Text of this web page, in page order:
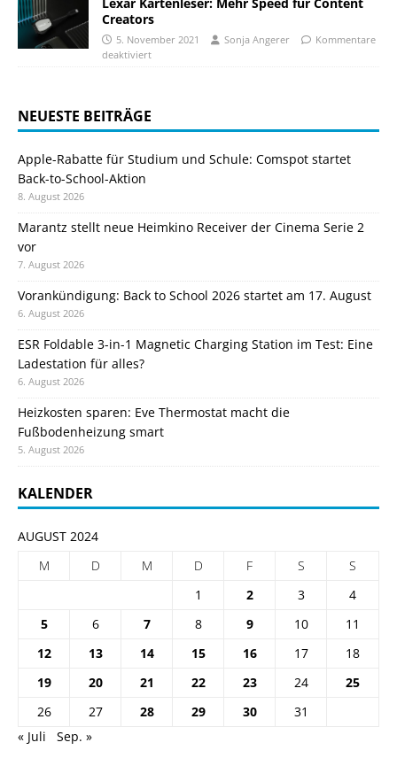
Creators
5. November 2021 Sonja Angerer
Kommentare
deaktiviert
NEUESTE BEITRÄGE
Apple-Rabatte für Studium und Schule: Comspot startet
Back-to-School-Aktion
8. August 2026
Marantz stellt neue Heimkino Receiver der Cinema Serie 2
vor
7. August 2026
Vorankündigung: Back to School 2026 startet am 17. August
6. August 2026
ESR Foldable 3-in-1 Magnetic Charging Station im Test: Eine
Ladestation für alles?
6. August 2026
Heizkosten sparen: Eve Thermostat macht die
Fußbodenheizung smart
5. August 2026
KALENDER
AUGUST 2024
M
D M D F S
S
1
2 3
4
5
6 7 8 9 10
11
12
13 14 15 16 17
18
19
20 21 22 23 24
25
26
27 28 29 30
31
« Juli
Sep. »